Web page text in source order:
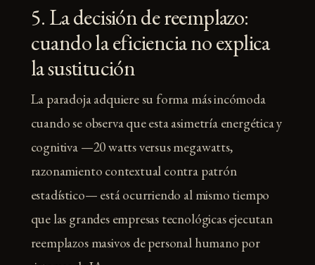
5. La decisión de reemplazo:
cuando la eficiencia no explica
la sustitución
La paradoja adquiere su forma más incómoda
cuando se observa que esta asimetría energética y
cognitiva —20 watts versus megawatts,
razonamiento contextual contra patrón
estadístico— está ocurriendo al mismo tiempo
que las grandes empresas tecnológicas ejecutan
reemplazos masivos de personal humano por